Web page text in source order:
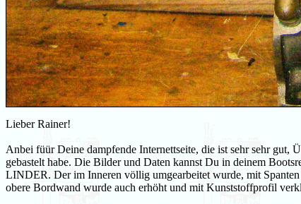
Lieber Rainer!
Anbei füür Deine dampfende Internettseite, die ist sehr sehr gut,
gebastelt habe. Die Bilder und Daten kannst Du in deinem
LINDER. Der im Inneren völlig umgearbeitet wurde, mit
obere Bordwand wurde auch erhöht und mit Kunststoffprofil